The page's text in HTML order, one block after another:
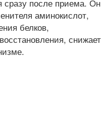
сразу после приема. Он
аминокислот,
белков,
снижает